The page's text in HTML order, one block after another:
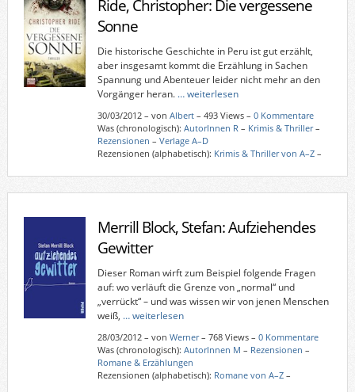
Ride, Christopher: Die vergessene
Sonne
Die historische Geschichte in Peru ist gut erzählt,
aber insgesamt kommt die Erzählung in Sachen
Spannung und Abenteuer leider nicht mehr an den
Vorgänger heran. … weiterlesen
30/03/2012– von Albert– 493 Views – 0 Kommentare
Was (chronologisch): AutorInnen R – Krimis & Thriller–
Rezensionen – Verlage A–D
Rezensionen (alphabetisch): Krimis & Thriller von A–Z–
Merrill Block, Stefan: Aufziehendes
Gewitter
Dieser Roman wirft zum Beispiel folgende Fragen
auf: wo verläuft die Grenze von „normal“ und
„verrückt“ – und was wissen wir von jenen Menschen
weiß, … weiterlesen
28/03/2012– von Werner– 768 Views – 0 Kommentare
Was (chronologisch): AutorInnen M – Rezensionen –
Romane & Erzählungen
Rezensionen (alphabetisch): Romane von A–Z–